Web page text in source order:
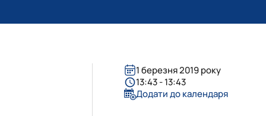
1 березня 2019 року
13:43 - 13:43
Додати до календаря